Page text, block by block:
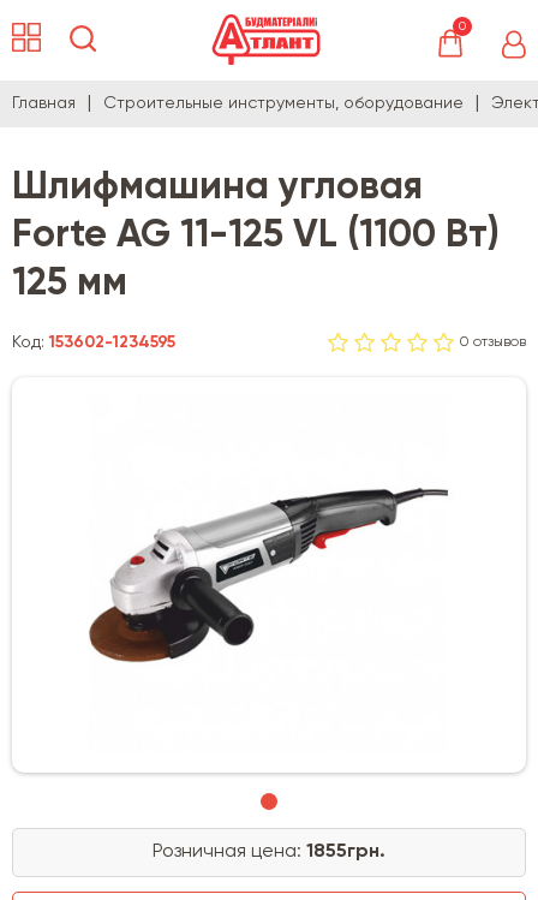
0
Главная Строительные инструменты, оборудование
Шлифмашина угловая
Forte AG 11-125 VL (1100 Вт)
125 мм
Код:153602-1234595 0 отзывов
Розничная цена: 1855грн.